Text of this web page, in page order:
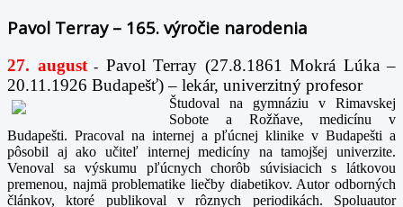
Pavol Terray – 165. výročie narodenia
27. august- Pavol Terray (27.8.1861 Mokrá Lúka –
20.11.1926 Budapešť) – lekár, univerzitný profesor
Študoval na gymnáziu v Rimavskej
Sobote a Rožňave, medicínu v
Budapešti. Pracoval na internej a pľúcnej klinike v Budapešti a
pôsobil aj ako učiteľ internej medicíny na tamojšej univerzite.
Venoval sa výskumu pľúcnych chorôb súvisiacich s látkovou
premenou, najmä problematike liečby diabetikov. Autor odborných
článkov, ktoré publikoval v rôznych periodikách. Spoluautor